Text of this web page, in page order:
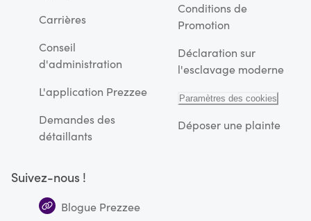
Carrières
Conseil
d'administration
L'application Prezzee
Demandes des
détaillants
Conditions de
Promotion
Déclaration sur
l'esclavage moderne
Paramètres des cookies
Déposer une plainte
Suivez-nous !
Blogue Prezzee